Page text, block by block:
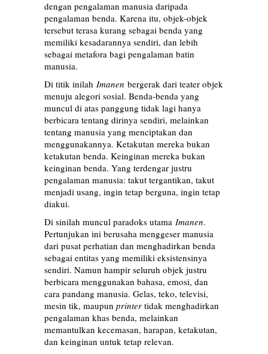
dengan pengalaman manusia daripada
pengalaman benda. Karena itu, objek-objek
tersebut terasa kurang sebagai benda yang
memiliki kesadarannya sendiri, dan lebih
sebagai metafora bagi pengalaman batin
manusia.
Di titik inilah Imanen bergerak dari teater objek
menuju alegori sosial. Benda-benda yang
muncul di atas panggung tidak lagi hanya
berbicara tentang dirinya sendiri, melainkan
tentang manusia yang menciptakan dan
menggunakannya. Ketakutan mereka bukan
ketakutan benda. Keinginan mereka bukan
keinginan benda. Yang terdengar justru
pengalaman manusia: takut tergantikan, takut
menjadi usang, ingin tetap berguna, ingin tetap
diakui.
Di sinilah muncul paradoks utama Imanen.
Pertunjukan ini berusaha menggeser manusia
dari pusat perhatian dan menghadirkan benda
sebagai entitas yang memiliki eksistensinya
sendiri. Namun hampir seluruh objek justru
berbicara menggunakan bahasa, emosi, dan
cara pandang manusia. Gelas, teko, televisi,
mesin tik, maupun printer tidak menghadirkan
pengalaman khas benda, melainkan
memantulkan kecemasan, harapan, ketakutan,
dan keinginan untuk tetap relevan.